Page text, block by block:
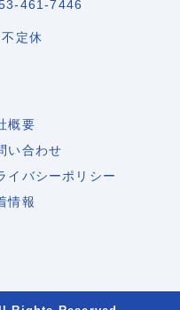
461-7446
定休
概要
い合わせ
イバシーポリシー
情報